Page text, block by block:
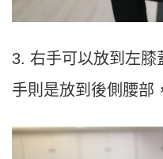
3. 右手可以放到左膝
手則是放到後側腰部